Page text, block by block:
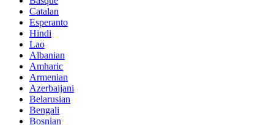
Catalan
Esperanto
Hindi
Lao
Albanian
Amharic
Armenian
Azerbaijani
Belarusian
Bengali
Bosnian